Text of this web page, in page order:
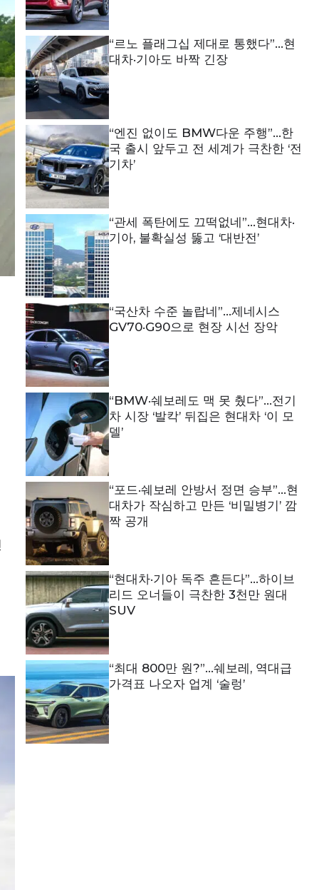
“르노 플래그십 제대로 통했다”…현
대차·기아도 바짝 긴장
“엔진 없이도 BMW다운 주행”…한
국 출시 앞두고 전 세계가 극찬한 ‘전
기차’
“관세 폭탄에도 끄떡없네”…현대차·
기아, 불확실성 뚫고 ‘대반전’
“국산차 수준 놀랍네”…제네시스
GV70·G90으로 현장 시선 장악
“BMW·쉐보레도 맥 못 췄다”…전기
차 시장 ‘발칵’ 뒤집은 현대차 ‘이 모
델’
“포드·쉐보레 안방서 정면 승부”…현
대차가 작심하고 만든 ‘비밀병기’ 깜
짝 공개
“현대차·기아 독주 흔든다”…하이브
리드 오너들이 극찬한 3천만 원대
SUV
“최대 800만 원?”…쉐보레, 역대급
가격표 나오자 업계 ‘술렁’